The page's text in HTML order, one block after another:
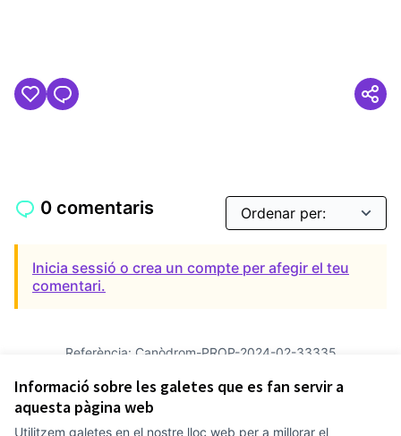
Informació sobre les galetes que es fan servir a
aquesta pàgina web
Utilitzem galetes en el nostre lloc web per a millorar el
0 comentaris
Inicia sessió o crea un compte per afegir el teu
comentari.
Referència: Canòdrom-PROP-2024-02-33335
Verifica l'empremta digital